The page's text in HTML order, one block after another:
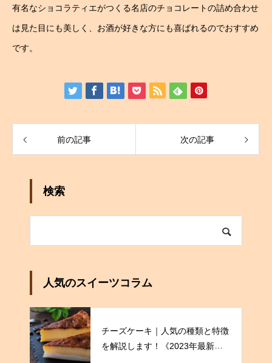
有名なショコラティエがつくる名店のチョコレートの詰め合わせ
は見た目にも美しく、お酒が好きな方にも喜ばれるのでおすすめ
です。
前の記事 次の記事
検索
人気のスイーツコラム
チーズケーキ｜人気の種類と特徴
を解説します！《2023年最新